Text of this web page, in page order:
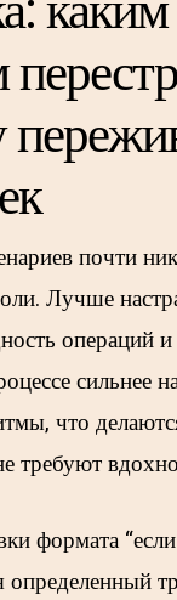
почти
Лучше
операций
сильнее
что
требуют
формата
определенный